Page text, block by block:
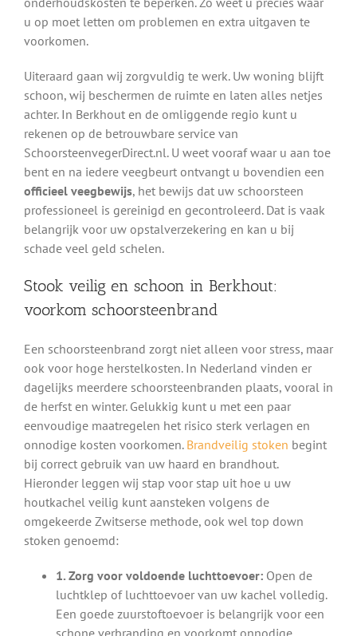
u op moet letten om problemen en extra uitgaven te
voorkomen.
Uiteraard gaan wij zorgvuldig te werk. Uw woning blijft
schoon, wij beschermen de ruimte en laten alles netjes
achter. In Berkhout en de omliggende regio kunt u
rekenen op de betrouwbare service van
SchoorsteenvegerDirect.nl. U weet vooraf waar u aan toe
bent en na iedere veegbeurt ontvangt u bovendien een
officieel veegbewijs, het bewijs dat uw schoorsteen
professioneel is gereinigd en gecontroleerd. Dat is vaak
belangrijk voor uw opstalverzekering en kan u bij
schade veel geld schelen.
Stook veilig en schoon in Berkhout:
voorkom schoorsteenbrand
Een schoorsteenbrand zorgt niet alleen voor stress, maar
ook voor hoge herstelkosten. In Nederland vinden er
dagelijks meerdere schoorsteenbranden plaats, vooral in
de herfst en winter. Gelukkig kunt u met een paar
eenvoudige maatregelen het risico sterk verlagen en
onnodige kosten voorkomen. Brandveilig stoken begint
bij correct gebruik van uw haard en brandhout.
Hieronder leggen wij stap voor stap uit hoe u uw
houtkachel veilig kunt aansteken volgens de
omgekeerde Zwitserse methode, ook wel top down
stoken genoemd:
1. Zorg voor voldoende luchttoevoer:Open de
luchtklep of luchttoevoer van uw kachel volledig.
Een goede zuurstoftoevoer is belangrijk voor een